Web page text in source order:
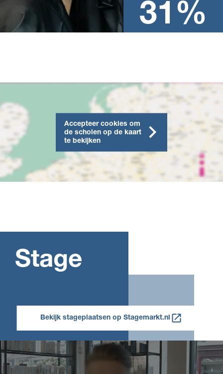
31%
schooljaar
Accepteer cookies om
de scholen op de kaart
te bekijken
Stage
Bekijk stageplaatsen op Stagemarkt.nl